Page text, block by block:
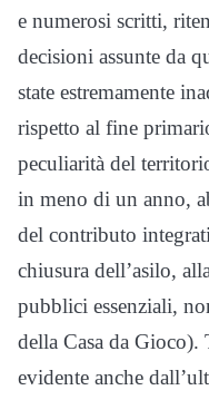
e numerosi scritti,
decisioni assunte da
state estremamente
rispetto al fine
peculiarità del
in meno di un anno,
del contributo
chiusura dell’asilo,
pubblici essenziali,
della Casa da Gioco).
evidente anche